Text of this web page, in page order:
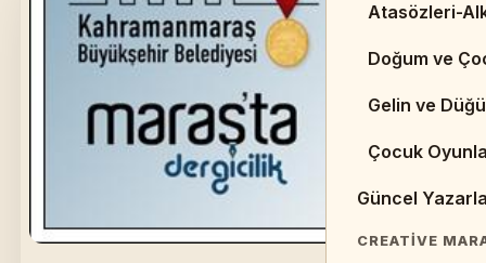
Kaynaklar
Makaleler
EDEBIYAT
Cumhuriyet
Atasözleri-
Doğum ve
Gelin ve
Çocuk
Güncel
CREATIVE